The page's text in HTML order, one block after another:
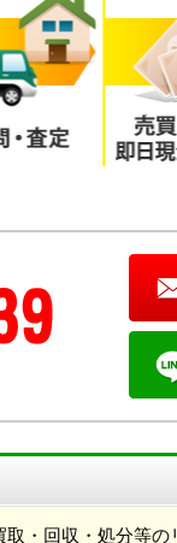
・回収・処分等の